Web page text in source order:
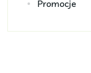
Promocje